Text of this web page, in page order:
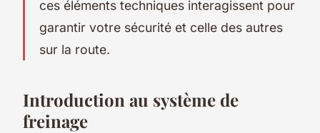
ces éléments techniques interagissent pour
garantir votre sécurité et celle des autres
sur la route.
Introduction au système de
freinage